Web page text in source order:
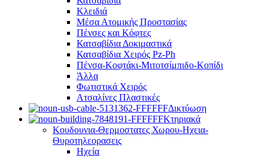
Κλειδιά
Μέσα Ατομικής Προστασίας
Πένσες και Κόφτες
Κατσαβίδια Δοκιμαστικά
Κατσαβίδια Χειρός Pz-Ph
Πένσα-Κοφτάκι-Μιτοτσίμπιδο-Κοπίδι
Άλλα
Φωτιστικά Χειρός
Ατσαλίνες Πλαστικές
Δικτύωση
Κτηριακά
Κουδουνια-Θερμοστατες Χωρου-Ηχεια-
Θυροτηλεορασεις
Ηχεία